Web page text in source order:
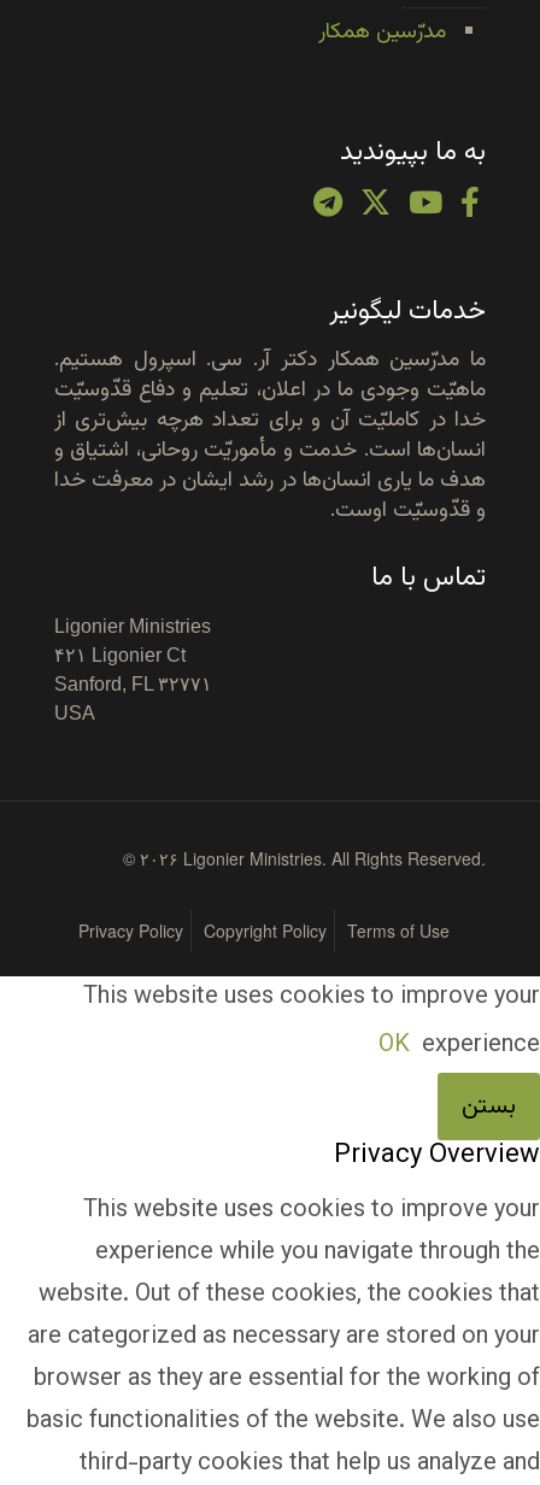
مدرّسین همکار
به ما بپیوندید
خدمات لیگونیر
ما مدرّسین همکار دکتر آر. سی. اسپرول هستیم.
ماهیّت وجودی ما در اعلان، تعلیم و دفاع قدّوسیّت
خدا در کاملیّت آن و برای تعداد هرچه بیش‌تری از
انسان‌ها است. خدمت و مأموریّت روحانی، اشتیاق و
هدف ما یاری انسان‌ها در رشد ایشان در معرفت خدا
و قدّوسیّت اوست.
تماس با ما
Ligonier Ministries
۴۲۱ Ligonier Ct
Sanford, FL ۳۲۷۷۱
USA
© ۲۰۲۶ Ligonier Ministries. All Rights Reserved.
Terms of Use
Copyright Policy
Privacy Policy
This website uses cookies to improve your
experience
OK
بستن
Privacy Overview
This website uses cookies to improve your
experience while you navigate through the
website. Out of these cookies, the cookies that
are categorized as necessary are stored on your
browser as they are essential for the working of
basic functionalities of the website. We also use
third-party cookies that help us analyze and